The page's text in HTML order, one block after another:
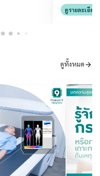
ดูรายละเอียด
ดูทั้งหมด